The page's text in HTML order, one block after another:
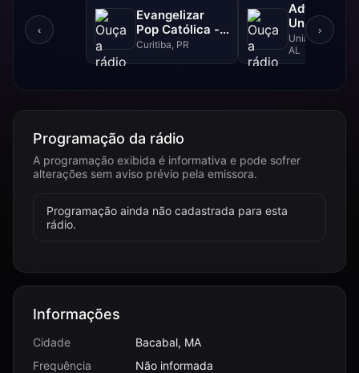
‹
Evangelizar
Pop Católica -
99.5 FM
Curitiba, PR
Adventista
União Dos
Palmares
União dos
AL
›
Programação da rádio
A programação exibida é informativa e pode sofrer
alterações sem aviso prévio pela emissora.
Programação ainda não cadastrada para esta
rádio.
Informações
Cidade
Bacabal, MA
Frequência
Não informada